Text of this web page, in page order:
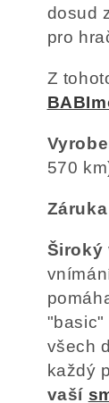
:
dosud
pro
Z
570
Široký
"basic"
všech
každý
vaší